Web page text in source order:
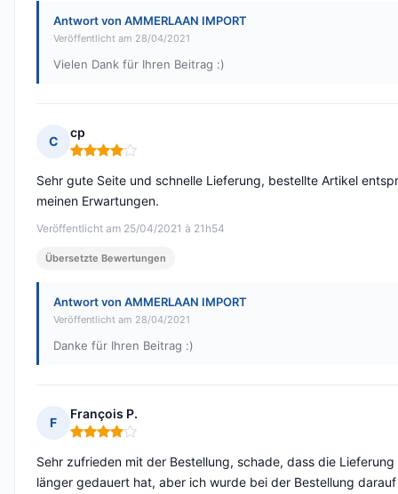
Antwort von AMMERLAAN IMPORT
Veröffentlicht am 28/04/2021
Vielen Dank für Ihren Beitrag :)
C
cp
Hinweis: 4 von 5
Veröffentlicht am 25/04/2021 à 21h54
Sehr gute Seite und schnelle Lieferung, bestellte Artikel
meinen Erwartungen.
Übersetzte Bewertungen
Antwort von AMMERLAAN IMPORT
Veröffentlicht am 28/04/2021
Danke für Ihren Beitrag :)
F
François P.
Hinweis: 4 von 5
Sehr zufrieden mit der Bestellung, schade, dass die Lieferung
länger gedauert hat, aber ich wurde bei der Bestellung darauf